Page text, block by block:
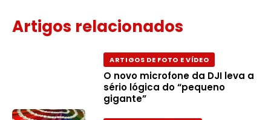
Artigos relacionados
ARTIGOS DE FOTO E VÍDEO
O novo microfone da DJI leva a
sério lógica do “pequeno
gigante”